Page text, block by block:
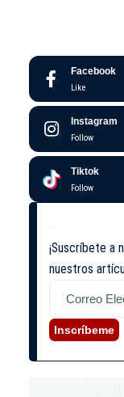
Facebook
Like
Instagram
Follow
Tiktok
Follow
¡Suscríbete a
nuestros
Inscríbeme